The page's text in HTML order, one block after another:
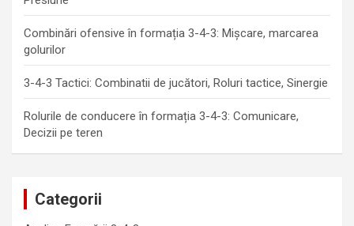
Combinări ofensive în formația 3-4-3: Mișcare, marcarea
golurilor
3-4-3 Tactici: Combinatii de jucători, Roluri tactice, Sinergie
Rolurile de conducere în formația 3-4-3: Comunicare,
Decizii pe teren
Categorii